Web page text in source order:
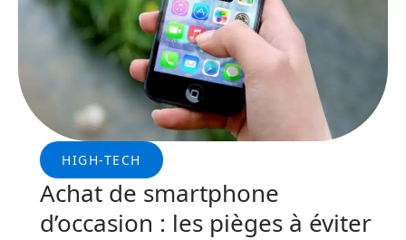
HIGH-TECH
Achat de smartphone
d’occasion : les pièges à éviter